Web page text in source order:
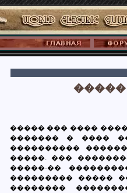
�����
����� ��� ����
������� � ����
����������
�����. ���
�����-��
��������� �����
��������